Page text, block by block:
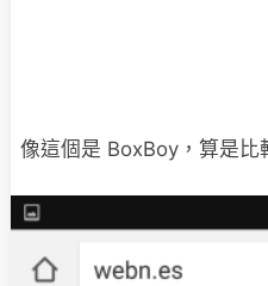
像這個是 BoxBoy，算是比